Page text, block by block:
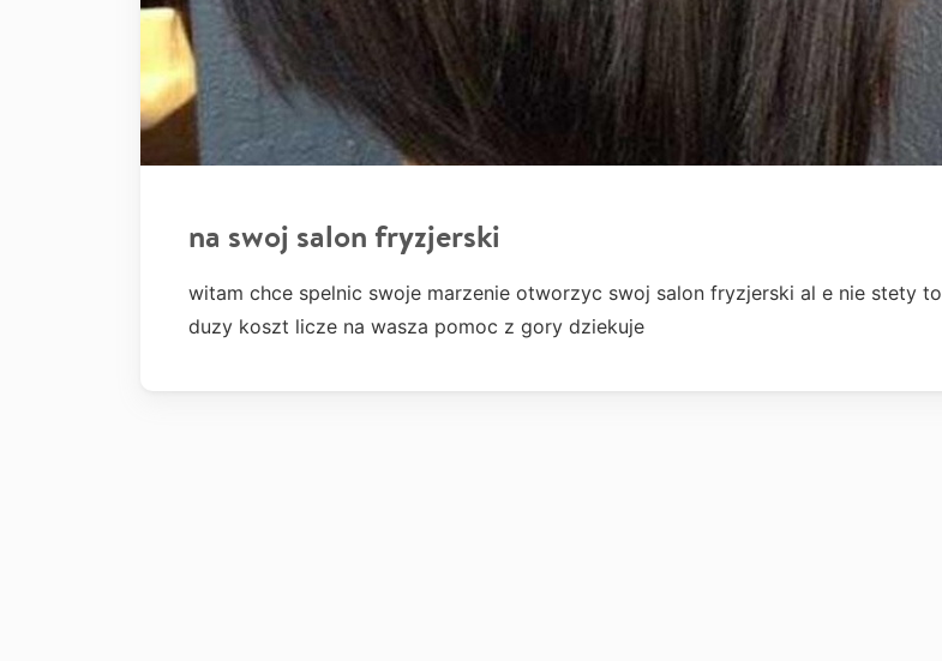
na swoj salon fryzjerski
witam chce spelnic swoje marzenie otworzyc swoj salon fryzjerski al e nie stety to
duzy koszt licze na wasza pomoc z gory dziekuje